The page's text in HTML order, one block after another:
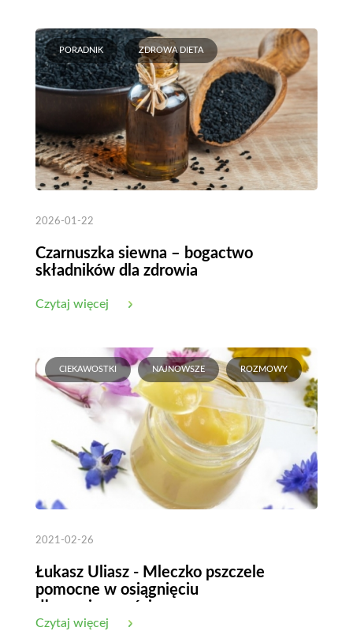
PORADNIK ZDROWA DIETA
2026-01-22
Czarnuszka siewna – bogactwo
składników dla zdrowia
Czytaj więcej
CIEKAWOSTKI NAJNOWSZE ROZMOWY
2021-02-26
Łukasz Uliasz - Mleczko pszczele
pomocne w osiągnięciu
Czytaj więcej